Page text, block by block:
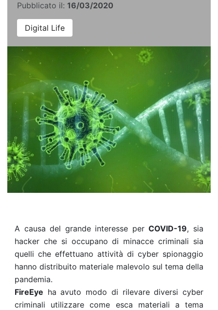
Pubblicato il: 16/03/2020
Digital Life
A causa del grande interesse perCOVID-19, sia
hacker che si occupano di minacce criminali sia
quelli che effettuano attività di cyber spionaggio
hanno distribuito materiale malevolo sul tema della
pandemia.
FireEye ha avuto modo di rilevare diversi cyber
criminali utilizzare come esca materiali a tema